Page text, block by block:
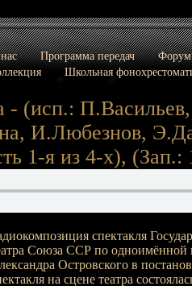
Программа передач
Форум
Школьная
- (исп.:
И.Любезнов,
1-я из 4-х), (Зап.:
спектакля
Союза ССР по одноимённой
Островского в
на сцене театра